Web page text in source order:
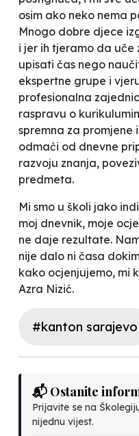
osim ako neko nema
Mnogo dobre djece
i jer ih tjeramo da uče
upisati čas nego
ekspertne grupe i
profesionalna
raspravu o
spremna za promjene
odmaći od dnevne
razvoju znanja,
predmeta.
Mi smo u školi jako
moj dnevnik, moje
ne daje rezultate.
nije dalo ni časa
kako ocjenjujemo, mi
Azra Nizić.
#kanton sarajevo
📬 Ostanite
Prijavite se na
nijednu vijest.